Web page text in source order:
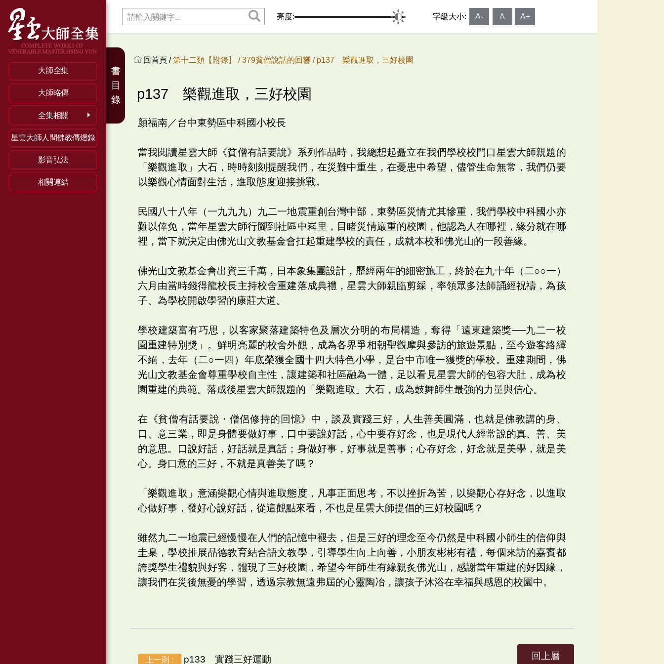
大師全集
大師略傳
全集相關
星雲大師人間佛教傳燈錄
影音弘法
相關連結
亮度: 字級大小: A- A A+
回首頁 /第十二類【附錄】 /379貧僧說話的回響 / p137 樂觀進取，三好校園
p137 樂觀進取，三好校園
顏福南／台中東勢區中科國小校長
當我閱讀星雲大師《貧僧有話要說》系列作品時，我總想起矗立在我們學校校門口星雲大師親題的
「樂觀進取」大石，時時刻刻提醒我們，在災難中重生，在憂患中希望，儘管生命無常，我們仍要
以樂觀心情面對生活，進取態度迎接挑戰。
民國八十八年（一九九九）九二一地震重創台灣中部，東勢區災情尤其慘重，我們學校中科國小亦
難以倖免，當年星雲大師行腳到社區中嵙里，目睹災情嚴重的校園，他認為人在哪裡，緣分就在哪
裡，當下就決定由佛光山文教基金會扛起重建學校的責任，成就本校和佛光山的一段善緣。
佛光山文教基金會出資三千萬，日本象集團設計，歷經兩年的細密施工，終於在九十年（二○○一）
六月由當時錢得龍校長主持校舍重建落成典禮，星雲大師親臨剪綵，率領眾多法師誦經祝禱，為孩
子、為學校開啟學習的康莊大道。
學校建築富有巧思，以客家聚落建築特色及層次分明的布局構造，奪得「遠東建築獎──九二一校
園重建特別獎」。鮮明亮麗的校舍外觀，成為各界爭相朝聖觀摩與參訪的旅遊景點，至今遊客絡繹
不絕，去年（二○一四）年底榮獲全國十四大特色小學，是台中市唯一獲獎的學校。重建期間，佛
光山文教基金會尊重學校自主性，讓建築和社區融為一體，足以看見星雲大師的包容大肚，成為校
園重建的典範。落成後星雲大師親題的「樂觀進取」大石，成為鼓舞師生最強的力量與信心。
在《貧僧有話要說・僧侶修持的回憶》中，談及實踐三好，人生善美圓滿，也就是佛教講的身、
口、意三業，即是身體要做好事，口中要說好話，心中要存好念，也是現代人經常說的真、善、美
的意思。口說好話，好話就是真話；身做好事，好事就是善事；心存好念，好念就是美學，就是美
心。身口意的三好，不就是真善美了嗎？
「樂觀進取」意涵樂觀心情與進取態度，凡事正面思考，不以挫折為苦，以樂觀心存好念，以進取
心做好事，發好心說好話，從這觀點來看，不也是星雲大師提倡的三好校園嗎？
雖然九二一地震已經慢慢在人們的記憶中褪去，但是三好的理念至今仍然是中科國小師生的信仰與
圭臬，學校推展品德教育結合語文教學，引導學生向上向善，小朋友彬彬有禮，每個來訪的嘉賓都
誇獎學生禮貌與好客，體現了三好校園，希望今年師生有緣親炙佛光山，感謝當年重建的好因緣，
讓我們在災後無憂的學習，透過宗教無遠弗屆的心靈陶冶，讓孩子沐浴在幸福與感恩的校園中。
上一則 : p133 實踐三好運動 回上層
書
目
錄